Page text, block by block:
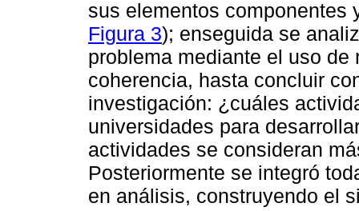
sus elementos componentes
Figura 3); enseguida se
problema mediante el uso
coherencia, hasta concluir
investigación: ¿cuáles
universidades para
actividades se consideran
Posteriormente se integró
en análisis, construyendo el